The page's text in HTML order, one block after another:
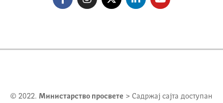
© 2022. Министарство просвете > Садржај сајта доступан